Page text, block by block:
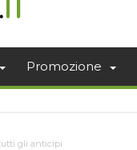
Promozione
gli anticipi